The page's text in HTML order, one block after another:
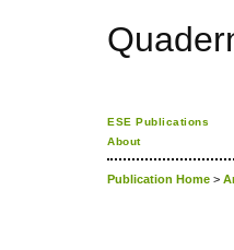
ESE Publications
About
Publication Home >